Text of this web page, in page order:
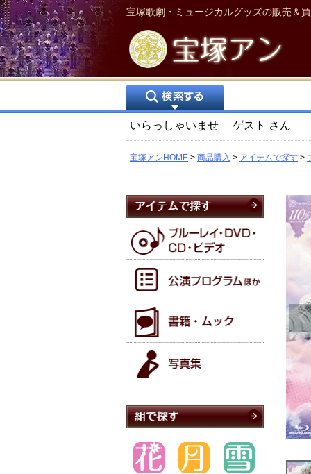
宝塚歌劇・ミュージカルグッズの販売＆
いらっしゃいませ ゲスト さん
宝塚アンHOME 商品購入 アイテムで探す